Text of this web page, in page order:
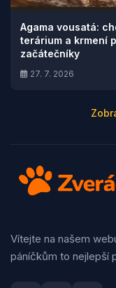
Agama vousatá:
terárium a krmení
začátečníky
27. 7. 2026
Vítejte na našem
páníčkům to nejlepší